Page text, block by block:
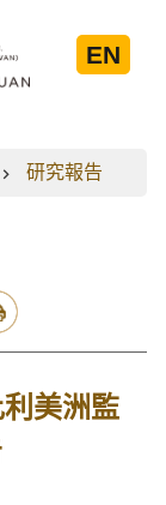
EN
研究報告
美洲監